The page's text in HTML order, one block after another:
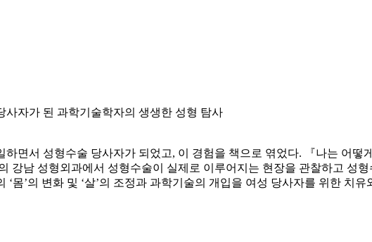
자가 된 과학기술학자의 생생한 성형 탐사
면서 성형수술 당사자가 되었고, 이 경험을 책으로 엮었다. 『나는 어
강남 성형외과에서 성형수술이 실제로 이루어지는 현장을 관찰하고 성
몸’의 변화 및 ‘살’의 조정과 과학기술의 개입을 여성 당사자를 위한 치